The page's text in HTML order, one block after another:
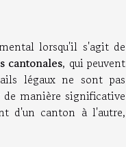
lorsqu'il s'agit de
cantonales, qui peuvent
légaux ne sont pas
manière significative
d'un canton à l'autre,